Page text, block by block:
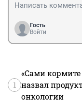
Гость
Войти
1
«Сами
назвал
онкологии